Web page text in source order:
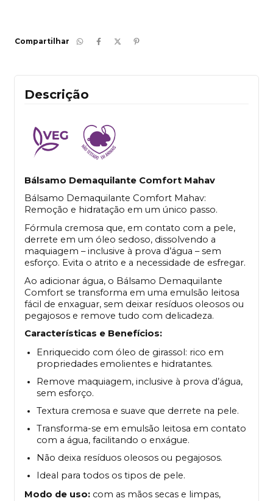
Compartilhar
Descrição
Bálsamo Demaquilante Comfort Mahav
Bálsamo Demaquilante Comfort Mahav:
Remoção e hidratação em um único passo.
Fórmula cremosa que, em contato com a pele,
derrete em um óleo sedoso, dissolvendo a
maquiagem – inclusive à prova d’água – sem
esforço. Evita o atrito e a necessidade de esfregar.
Ao adicionar água, o Bálsamo Demaquilante
Comfort se transforma em uma emulsão leitosa
fácil de enxaguar, sem deixar resíduos oleosos ou
pegajosos e remove tudo com delicadeza.
Características e Benefícios:
Enriquecido com óleo de girassol: rico em
propriedades emolientes e hidratantes.
Remove maquiagem, inclusive à prova d’água,
sem esforço.
Textura cremosa e suave que derrete na pele.
Transforma-se em emulsão leitosa em contato
com a água, facilitando o enxágue.
Não deixa resíduos oleosos ou pegajosos.
Ideal para todos os tipos de pele.
Modo de uso: com as mãos secas e limpas,